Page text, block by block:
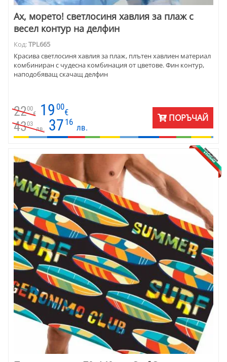
Ах, морето! светлосиня хавлия за плаж с
весел контур на делфин
Код:TPL665
Красива светлосиня хавлия за плаж, плътен хавлиен материал
комбиниран с чудесна комбинация от цветове. Фин контур,
наподобяващ скачащ делфин
2200
€ 19 00
€
4303
лв. 37 16
лв.
ПОРЪЧАЙ